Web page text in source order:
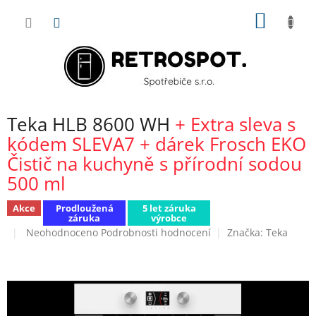
Teka HLB 8600 WH + Extra sleva s
kódem SLEVA7 + dárek Frosch EKO
Čistič na kuchyně s přírodní sodou
500 ml
Akce Prodloužená
záruka
5 let záruka
výrobce
Průměrné
Neohodnoceno Podrobnosti hodnocení Značka: Teka